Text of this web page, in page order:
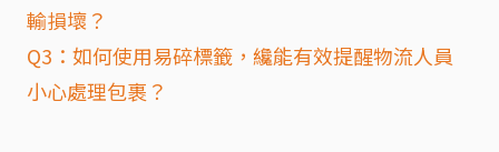
輸損壞？
Q3：如何使用易碎標籤，纔能有效提醒物流人員
小心處理包裹？